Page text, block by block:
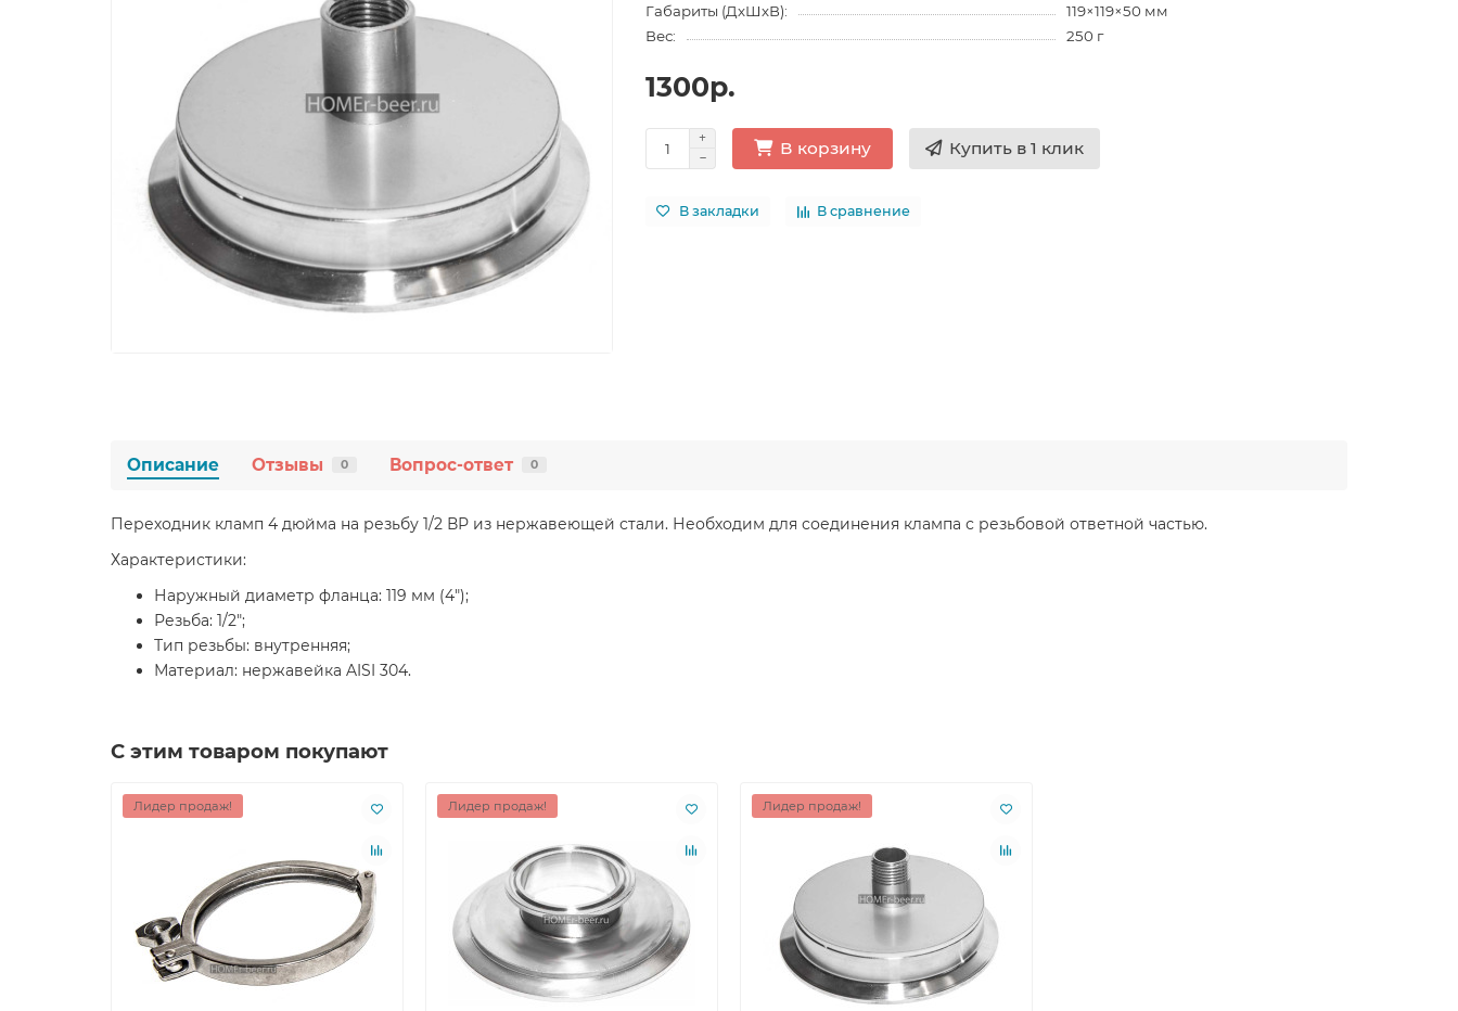
Габариты (ДхШхВ):
119×119×50 мм
Вес:
250 г
1300р.
В корзину Купить в 1 клик
В закладки В сравнение
Описание Отзывы 0 Вопрос-ответ 0
Переходник кламп 4 дюйма на резьбу 1/2 ВР из нержавеющей стали. Необходим для соединения клампа с резьбовой ответной частью.
Характеристики:
Наружный диаметр фланца: 119 мм (4");
Резьба: 1/2";
Тип резьбы: внутренняя;
Материал: нержавейка AISI 304.
С этим товаром покупают
Лидер продаж! Лидер продаж! Лидер продаж!